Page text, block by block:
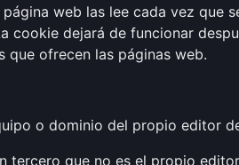
web las lee cada vez que
cookie dejará de funcionar
que ofrecen las páginas web.
o dominio del propio editor
tercero que no es el propio